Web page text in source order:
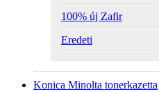
100% új Zafir
Eredeti
Konica Minolta tonerkazetta